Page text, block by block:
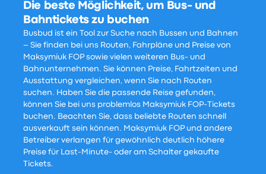
Die beste Möglichkeit, um Bus- und
Bahntickets zu buchen
Busbud ist ein Tool zur Suche nach Bussen und Bahnen
– Sie finden bei uns Routen, Fahrpläne und Preise von
Maksymiuk FOP sowie vielen weiteren Bus- und
Bahnunternehmen. Sie können Preise, Fahrtzeiten und
Ausstattung vergleichen, wenn Sie nach Routen
suchen. Haben Sie die passende Reise gefunden,
können Sie bei uns problemlos Maksymiuk FOP-Tickets
buchen. Beachten Sie, dass beliebte Routen schnell
ausverkauft sein können. Maksymiuk FOP und andere
Betreiber verlangen für gewöhnlich deutlich höhere
Preise für Last-Minute- oder am Schalter gekaufte
Tickets.